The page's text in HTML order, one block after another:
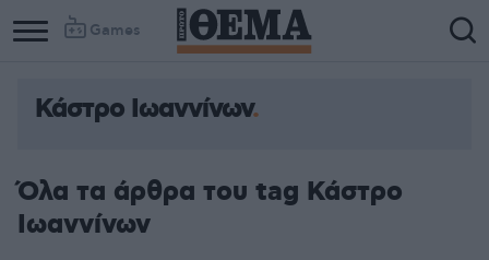
Games
Κάστρο Ιωαννίνων
Όλα τα άρθρα του tag Κάστρο
Ιωαννίνων